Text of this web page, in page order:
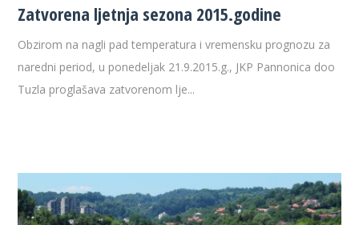
Zatvorena ljetnja sezona 2015.godine
Obzirom na nagli pad temperatura i vremensku prognozu za
naredni period, u ponedeljak 21.9.2015.g., JKP Pannonica doo
Tuzla proglašava zatvorenom lje...